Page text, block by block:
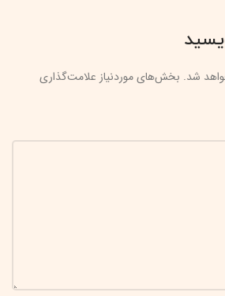
شد. بخش‌های موردنیاز علامت‌گذاری